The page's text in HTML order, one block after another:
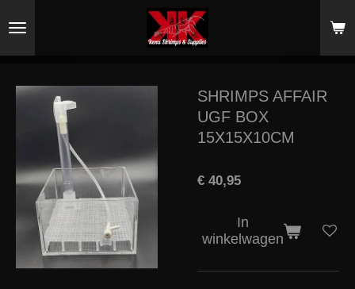
direct
hoofdinhoud
SHRIMPS AFFAIR
UGF BOX
15X15X10CM
€ 40,95
In
winkelwagen